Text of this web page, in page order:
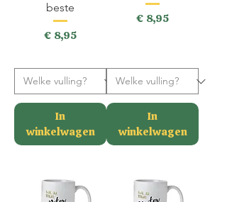
beste
Prijs
€ 8,95
In
winkelwagen
Prijs
€ 8,95
In
winkelwagen